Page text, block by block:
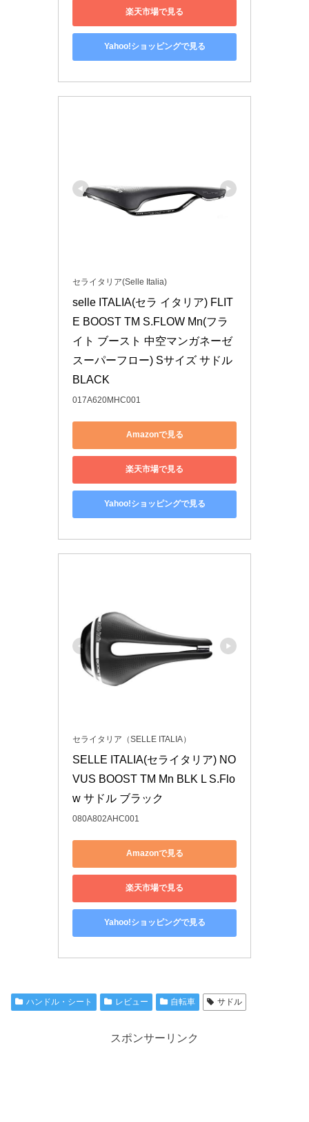
楽天市場で見る
Yahoo!ショッピングで見る
セライタリア(Selle Italia)
selle ITALIA(セラ イタリア) FLIT
E BOOST TM S.FLOW Mn(フラ
イト ブースト 中空マンガネーゼ
スーパーフロー) Sサイズ サドル
BLACK
017A620MHC001
Amazonで見る
楽天市場で見る
Yahoo!ショッピングで見る
セライタリア（SELLE ITALIA）
SELLE ITALIA(セライタリア) NO
VUS BOOST TM Mn BLK L S.Flo
w サドル ブラック
080A802AHC001
Amazonで見る
楽天市場で見る
Yahoo!ショッピングで見る
ハンドル・シート レビュー 自転車 サドル
スポンサーリンク